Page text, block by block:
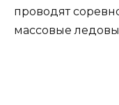
проводят
массовые